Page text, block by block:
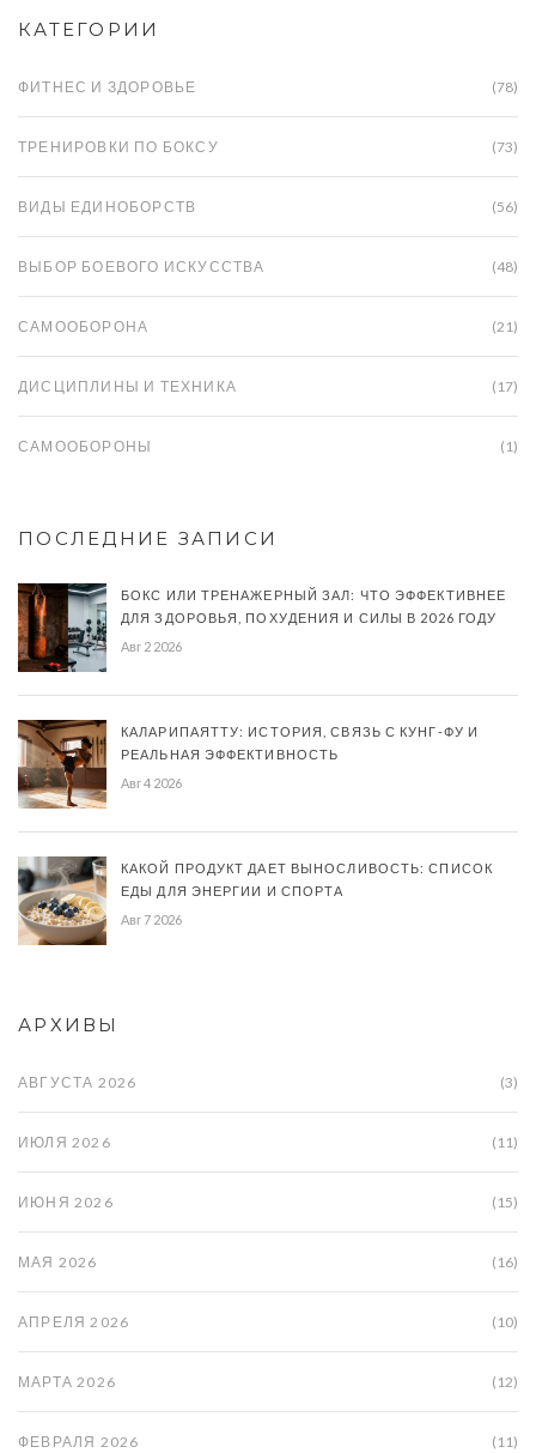
КАТЕГОРИИ
ФИТНЕС И ЗДОРОВЬЕ (78)
ТРЕНИРОВКИ ПО БОКСУ (73)
ВИДЫ ЕДИНОБОРСТВ (56)
ВЫБОР БОЕВОГО ИСКУССТВА (48)
САМООБОРОНА (21)
ДИСЦИПЛИНЫ И ТЕХНИКА (17)
САМООБОРОНЫ (1)
ПОСЛЕДНИЕ ЗАПИСИ
БОКС ИЛИ ТРЕНАЖЕРНЫЙ ЗАЛ: ЧТО ЭФФЕКТИВНЕЕ
ДЛЯ ЗДОРОВЬЯ, ПОХУДЕНИЯ И СИЛЫ В 2026 ГОДУ
Авг 2 2026
КАЛАРИПАЯТТУ: ИСТОРИЯ, СВЯЗЬ С КУНГ-ФУ И
РЕАЛЬНАЯ ЭФФЕКТИВНОСТЬ
Авг 4 2026
КАКОЙ ПРОДУКТ ДАЕТ ВЫНОСЛИВОСТЬ: СПИСОК
ЕДЫ ДЛЯ ЭНЕРГИИ И СПОРТА
Авг 7 2026
АРХИВЫ
АВГУСТА 2026 (3)
ИЮЛЯ 2026 (11)
ИЮНЯ 2026 (15)
МАЯ 2026 (16)
АПРЕЛЯ 2026 (10)
МАРТА 2026 (12)
ФЕВРАЛЯ 2026 (11)